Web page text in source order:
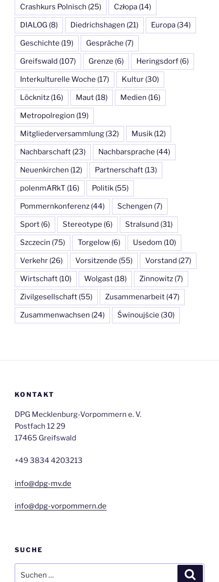
Crashkurs Polnisch (25) Człopa (14)
DIALOG (8) Diedrichshagen (21) Europa (34)
Geschichte (19) Gespräche (7)
Greifswald (107) Grenze (6) Heringsdorf (6)
Interkulturelle Woche (17) Kultur (30)
Löcknitz (16) Maut (18) Medien (16)
Metropolregion (19)
Mitgliederversammlung (32) Musik (12)
Nachbarschaft (23) Nachbarsprache (44)
Neuenkirchen (12) Partnerschaft (13)
polenmARkT (16) Politik (55)
Pommernkonferenz (44) Schengen (7)
Sport (6) Stereotype (6) Stralsund (31)
Szczecin (75) Torgelow (6) Usedom (10)
Verkehr (26) Vorsitzende (55) Vorstand (27)
Wirtschaft (10) Wolgast (18) Zinnowitz (7)
Zivilgesellschaft (55) Zusammenarbeit (47)
Zusammenwachsen (24) Świnoujście (30)
KONTAKT
DPG Mecklenburg-Vorpommern e. V.
Postfach 12 29
17465 Greifswald
+49 3834 4203213
info@dpg-mv.de
info@dpg-vorpommern.de
SUCHE